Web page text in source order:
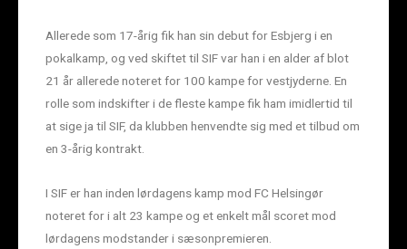
Allerede som 17-årig fik han sin debut for Esbjerg i en
pokalkamp, og ved skiftet til SIF var han i en alder af blot
21 år allerede noteret for 100 kampe for vestjyderne. En
rolle som indskifter i de fleste kampe fik ham imidlertid til
at sige ja til SIF, da klubben henvendte sig med et tilbud om
en 3-årig kontrakt.
I SIF er han inden lørdagens kamp mod FC Helsingør
noteret for i alt 23 kampe og et enkelt mål scoret mod
lørdagens modstander i sæsonpremieren.